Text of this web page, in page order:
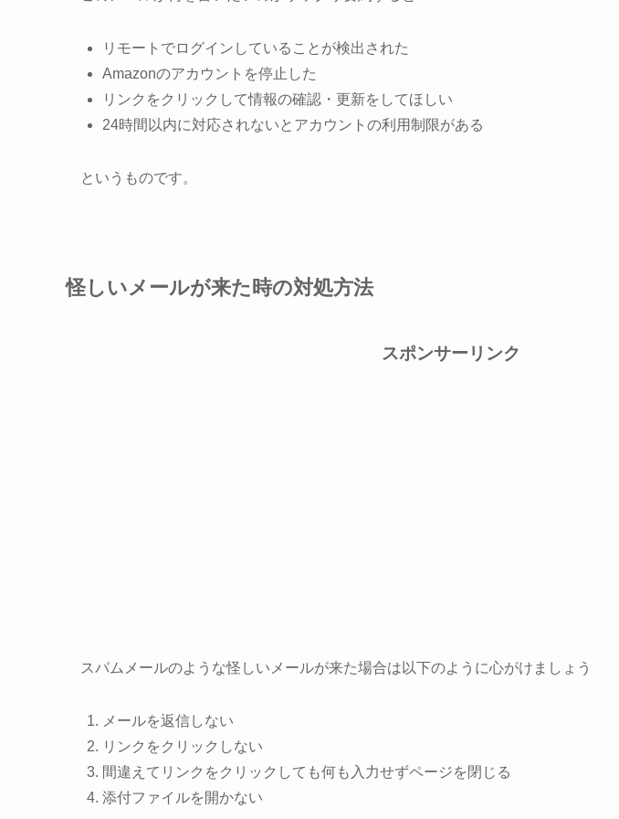
リモートでログインしていることが検出された
Amazonのアカウントを停止した
リンクをクリックして情報の確認・更新をしてほしい
24時間以内に対応されないとアカウントの利用制限がある
というものです。
怪しいメールが来た時の対処方法
スポンサーリンク
スパムメールのような怪しいメールが来た場合は以下のように心がけましょう
メールを返信しない
リンクをクリックしない
間違えてリンクをクリックしても何も入力せずページを閉じる
添付ファイルを開かない